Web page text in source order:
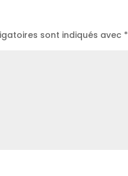
sont indiqués avec *